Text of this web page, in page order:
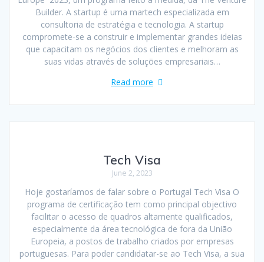
Builder. A startup é uma martech especializada em
consultoria de estratégia e tecnologia. A startup
compromete-se a construir e implementar grandes ideias
que capacitam os negócios dos clientes e melhoram as
suas vidas através de soluções empresariais…
Read more
Tech Visa
June 2, 2023
Hoje gostaríamos de falar sobre o Portugal Tech Visa O
programa de certificação tem como principal objectivo
facilitar o acesso de quadros altamente qualificados,
especialmente da área tecnológica de fora da União
Europeia, a postos de trabalho criados por empresas
portuguesas. Para poder candidatar-se ao Tech Visa, a sua